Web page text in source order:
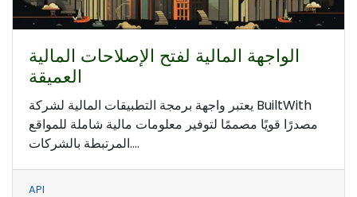
الواجهة المالية لفتح الإصلاحات المالية
العميقة
يعتبر واجهة برمجة التطبيقات المالية لشركة BuiltWith
مصدرًا قويًا مصممًا لتوفير معلومات مالية شاملة للمواقع
المرتبطة بالشركات....
API